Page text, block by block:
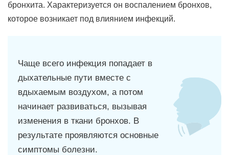
бронхита. Характеризуется он воспалением бронхов,
которое возникает под влиянием инфекций.
Чаще всего инфекция попадает в
дыхательные пути вместе с
вдыхаемым воздухом, а потом
начинает развиваться, вызывая
изменения в ткани бронхов. В
результате проявляются основные
симптомы болезни.